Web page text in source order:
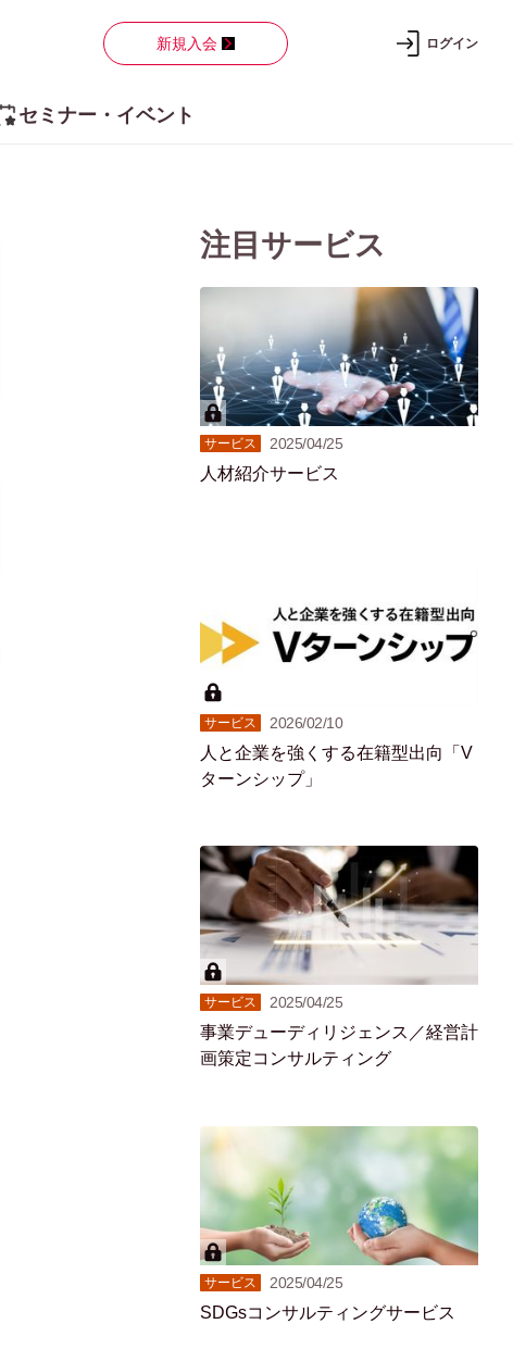
新規入会 ログイン
セミナー・イベント
注目サービス
サービス 2025/04/25
人材紹介サービス
サービス 2026/02/10
人と企業を強くする在籍型出向「V
ターンシップ」
サービス 2025/04/25
事業デューディリジェンス／経営計
画策定コンサルティング
サービス 2025/04/25
SDGsコンサルティングサービス